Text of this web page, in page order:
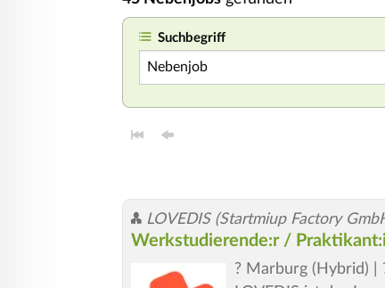
Suchbegriff
LOVEDIS (Startmiup Factory
Werkstudierende:r /
? Marburg (Hybrid) |